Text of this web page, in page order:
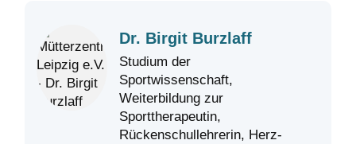
Dr. Birgit Burzlaff
Studium der
Sportwissenschaft,
Weiterbildung zur
Sporttherapeutin,
Rückenschullehrerin, Herz-